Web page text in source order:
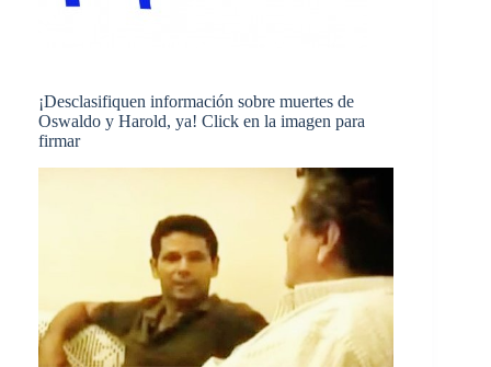
¡Desclasifiquen información sobre muertes de
Oswaldo y Harold, ya! Click en la imagen para
firmar